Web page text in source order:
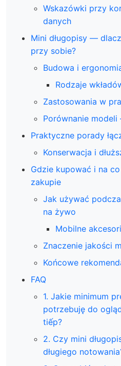
Wskazówki przy
danych
Mini długopisy —
przy sobie?
Budowa i
Rodzaje
Zastosowania w
Porównanie
Praktyczne porady
Konserwacja i
Gdzie kupować i na
zakupie
Jak używać
na żywo
Mobilne
Znaczenie jakości
Końcowe
FAQ
1. Jakie minimum
potrzebuję do
tiếp?
2. Czy mini
długiego